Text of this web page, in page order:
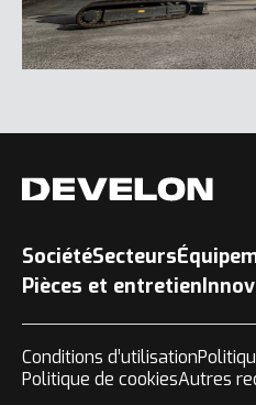
SociétéSecteurs
Pièces et entretien
Conditions d’utilisation
Politique de cookiesAutres